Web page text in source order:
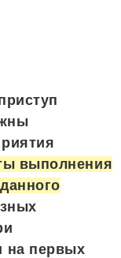
выполнения
на первых